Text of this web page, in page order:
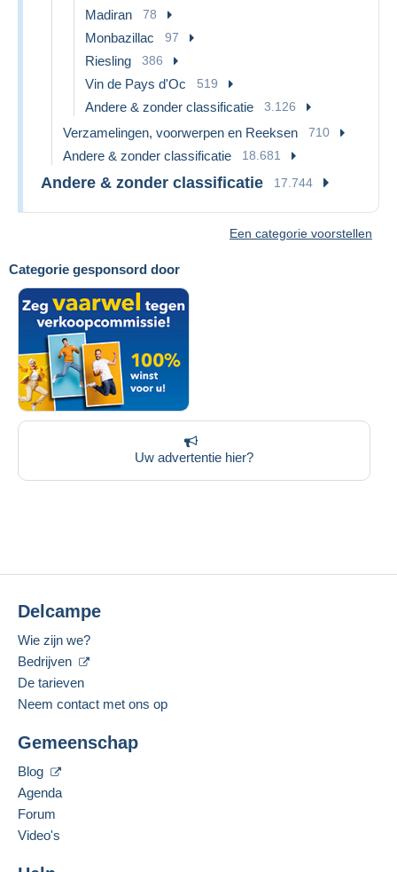
Categorie gesponsord door
Uw advertentie hier?
Madiran 78
Monbazillac 97
Riesling 386
Vin de Pays d'Oc 519
Andere & zonder classificatie 3.126
Verzamelingen, voorwerpen en Reeksen 710
Andere & zonder classificatie 18.681
Andere & zonder classificatie 17.744
Een categorie voorstellen
Delcampe
Wie zijn we?
Bedrijven
De tarieven
Neem contact met ons op
Gemeenschap
Blog
Agenda
Forum
Video's